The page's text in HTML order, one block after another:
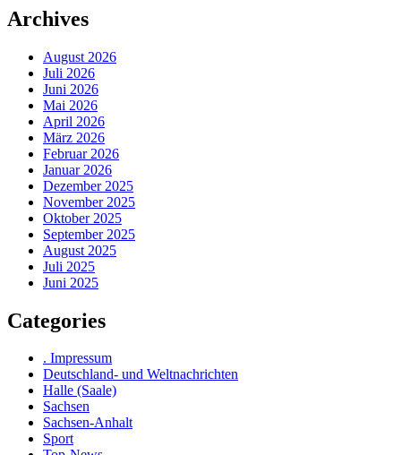
Archives
August 2026
Juli 2026
Juni 2026
Mai 2026
April 2026
März 2026
Februar 2026
Januar 2026
Dezember 2025
November 2025
Oktober 2025
September 2025
August 2025
Juli 2025
Juni 2025
Categories
. Impressum
Deutschland- und Weltnachrichten
Halle (Saale)
Sachsen
Sachsen-Anhalt
Sport